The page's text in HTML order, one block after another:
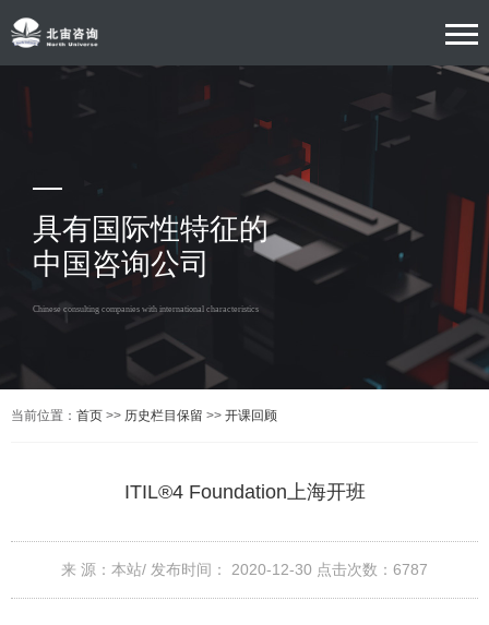
具有国际性特征的
中国咨询公司
Chinese consulting companies with international characteristics
当前位置： 首页 >> 历史栏目保留 >> 开课回顾
ITIL®4 Foundation上海开班
来 源：本站/ 发布时间： 2020-12-30 点击次数： 6787